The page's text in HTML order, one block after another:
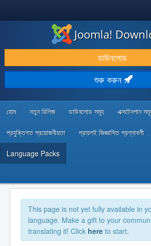
ডাউনলোড & প্রসারিত করুন
আবিষ্কার & শিখুন
কমিউনিটি & সহায়তা
Joomla!
ডাউনলোড
শুরু করুন
হোম নতুন রিলিজ ডাউনলোড সমূহ এক্সটেনশান
প্রযুক্তিগত প্রয়োজনীয়তা প্রায়শই জিজ্ঞাসিত প্রশ্নাবলী
Language Packs
This page is not yet fully available in
language. Make a gift to your
translating it! Click here to start.